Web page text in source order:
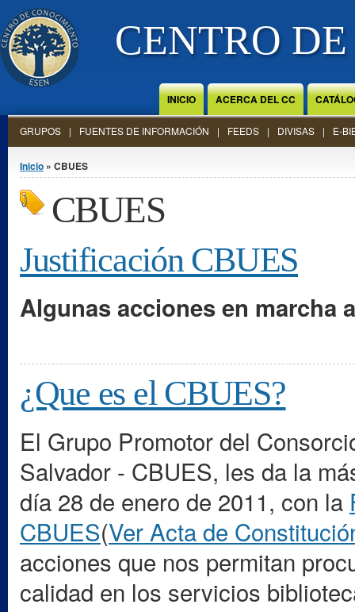
Jump to Content
CENTRO
INICIO ACERCA DEL CC
GRUPOS FUENTES DE INFORMACIÓN FEEDS DIVISAS E-
Se encuentra usted aquí
Inicio » CBUES
CBUES
Justificación CBUES
Algunas acciones en marcha
¿Que es el CBUES?
El Grupo Promotor del
Salvador - CBUES, les da la
día 28 de enero de 2011, con la
CBUES(Ver Acta de
acciones que nos permitan
calidad en los servicios